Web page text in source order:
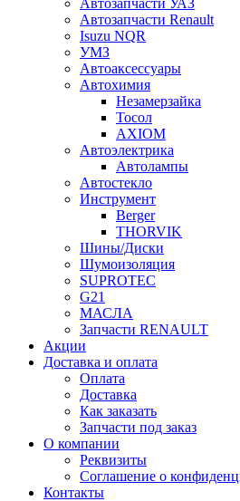
Автозапчасти Renault
Isuzu NQR
УМЗ
Автоаксессуары
Автохимия
Незамерзайка
Тосол
AXIOM
Автоэлектрика
Автолампы
Автостекло
Инструмент
Berger
THORVIK
Шины/Диски
Шумоизоляция
SUPROTEC
G21
МАСЛА
Запчасти RENAULT
Акции
Доставка и оплата
Оплата
Доставка
Как заказать
Запчасти под заказ
О компании
Реквизиты
Соглашение о
Контакты